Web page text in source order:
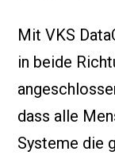
Mit VKS
in beide
dass alle
Systeme die